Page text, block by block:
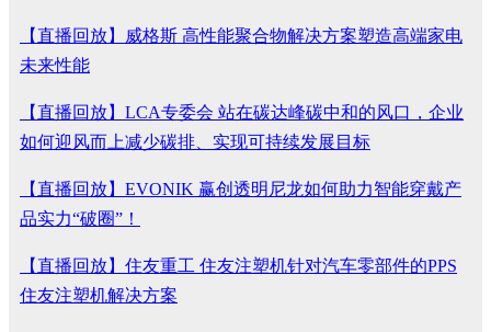
【直播回放】威格斯 高性能聚合物解决方案塑造高端家电
未来性能
【直播回放】LCA专委会 站在碳达峰碳中和的风口，企业
如何迎风而上减少碳排、实现可持续发展目标
【直播回放】EVONIK 赢创透明尼龙如何助力智能穿戴产
品实力“破圈”！
【直播回放】住友重工 住友注塑机针对汽车零部件的PPS
住友注塑机解决方案